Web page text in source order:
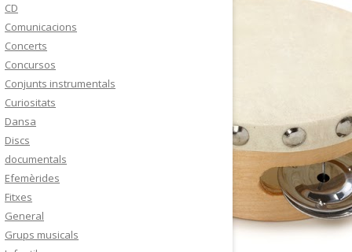
CD
Comunicacions
Concerts
Concursos
Conjunts instrumentals
Curiositats
Dansa
Discs
documentals
Efemèrides
Fitxes
General
Grups musicals